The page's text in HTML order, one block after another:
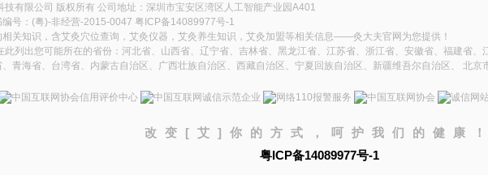
有限公司 版权所有 公司地址：深圳市宝安区湾区人工智能产业园A401
号：(粤)-非经营-2015-0047 粤ICP备14089977号-1
关知识，含艾灸穴位查询，艾灸仪器，艾灸养生知识，艾灸加盟等相关信息——灸大夫官网为您提供！
此列出您可能所在的省份：河北省、山西省、辽宁省、吉林省、黑龙江省、江苏省、浙江省、安徽省、福建省
青海省、台湾省、内蒙古自治区、广西壮族自治区、西藏自治区、宁夏回族自治区、新疆维吾尔自治区、 北
改变[艾]你的方式，呵护我们的健康！
粤ICP备14089977号-1